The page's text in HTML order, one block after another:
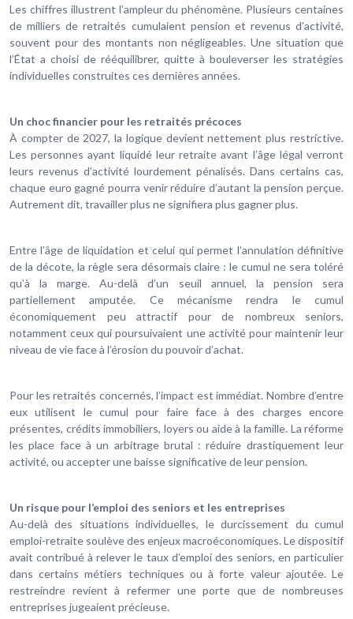
Les chiffres illustrent l’ampleur du phénomène. Plusieurs centaines
de milliers de retraités cumulaient pension et revenus d’activité,
souvent pour des montants non négligeables. Une situation que
l’État a choisi de rééquilibrer, quitte à bouleverser les stratégies
individuelles construites ces dernières années.
Un choc financier pour les retraités précoces
À compter de 2027, la logique devient nettement plus restrictive.
Les personnes ayant liquidé leur retraite avant l’âge légal verront
leurs revenus d’activité lourdement pénalisés. Dans certains cas,
chaque euro gagné pourra venir réduire d’autant la pension perçue.
Autrement dit, travailler plus ne signifiera plus gagner plus.
Entre l’âge de liquidation et celui qui permet l’annulation définitive
de la décote, la règle sera désormais claire : le cumul ne sera toléré
qu’à la marge. Au-delà d’un seuil annuel, la pension sera
partiellement amputée. Ce mécanisme rendra le cumul
économiquement peu attractif pour de nombreux seniors,
notamment ceux qui poursuivaient une activité pour maintenir leur
niveau de vie face à l’érosion du pouvoir d’achat.
Pour les retraités concernés, l’impact est immédiat. Nombre d’entre
eux utilisent le cumul pour faire face à des charges encore
présentes, crédits immobiliers, loyers ou aide à la famille. La réforme
les place face à un arbitrage brutal : réduire drastiquement leur
activité, ou accepter une baisse significative de leur pension.
Un risque pour l’emploi des seniors et les entreprises
Au-delà des situations individuelles, le durcissement du cumul
emploi-retraite soulève des enjeux macroéconomiques. Le dispositif
avait contribué à relever le taux d’emploi des seniors, en particulier
dans certains métiers techniques ou à forte valeur ajoutée. Le
restreindre revient à refermer une porte que de nombreuses
entreprises jugeaient précieuse.